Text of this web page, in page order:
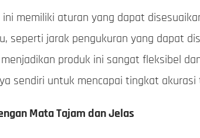
memiliki aturan yang dapat
seperti jarak pengukuran yang dapat
produk ini sangat fleksibel
sendiri untuk mencapai tingkat akurasi
Mata Tajam dan Jelas